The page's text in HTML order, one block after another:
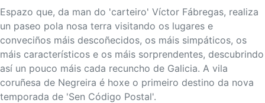
Espazo que, da man do 'carteiro' Víctor Fábregas, realiza
un paseo pola nosa terra visitando os lugares e
conveciños máis descoñecidos, os máis simpáticos, os
máis característicos e os máis sorprendentes, descubrindo
así un pouco máis cada recuncho de Galicia. A vila
coruñesa de Negreira é hoxe o primeiro destino da nova
temporada de 'Sen Código Postal'.